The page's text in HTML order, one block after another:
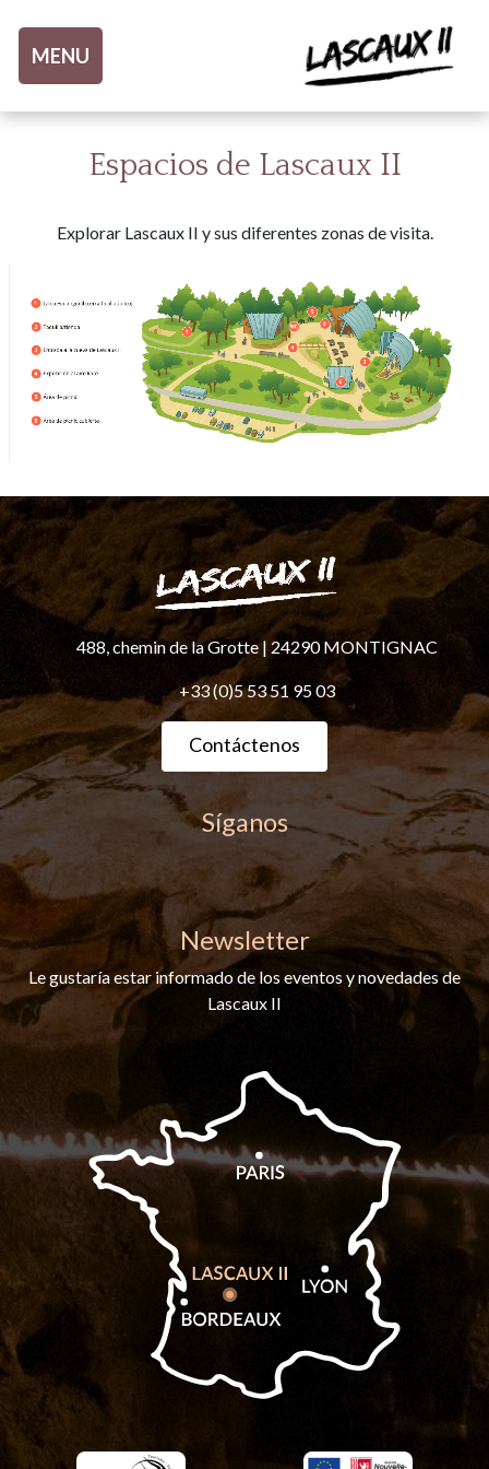
MENU
Espacios de Lascaux II
Explorar Lascaux II y sus diferentes zonas de visita.
488, chemin de la Grotte | 24290 MONTIGNAC
+33 (0)5 53 51 95 03
Contáctenos
Síganos
Newsletter
Le gustaría estar informado de los eventos y novedades de
Lascaux II